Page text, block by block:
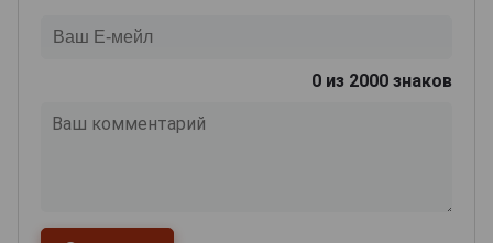
0 из 2000 знаков